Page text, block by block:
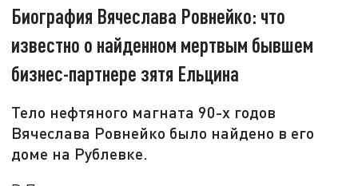
Биография Вячеслава Ровнейко: что
известно о найденном мертвым бывшем
бизнес-партнере зятя Ельцина
Тело нефтяного магната 90-х годов
Вячеслава Ровнейко было найдено в его
доме на Рублевке.